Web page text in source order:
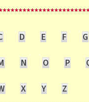
D E F G
N O P
X Y Z